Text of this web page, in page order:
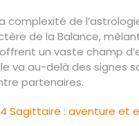
complexité de
de la Balance,
un vaste champ
va au-delà des signes
partenaires.
Sagittaire : aventure et